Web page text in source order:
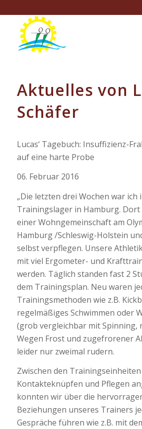
Aktuelles von
Schäfer
Lucas‘ Tagebuch: Insuffizienz-
auf eine harte Probe
06. Februar 2016
„Die letzten drei Wochen war ich
Trainingslager in Hamburg.
einer Wohngemeinschaft am
Hamburg /Schleswig-Holstein
selbst verpflegen. Unsere
mit viel Ergometer- und
werden. Täglich standen fast 2
dem Trainingsplan. Neu waren
Trainingsmethoden wie z.B.
regelmäßiges Schwimmen oder
(grob vergleichbar mit Spinning,
Wegen Frost und zugefrorener
leider nur zweimal rudern.
Zwischen den
Kontakteknüpfen und Pflegen
konnten wir über die
Beziehungen unseres Trainers
Gespräche führen wie z.B. mit